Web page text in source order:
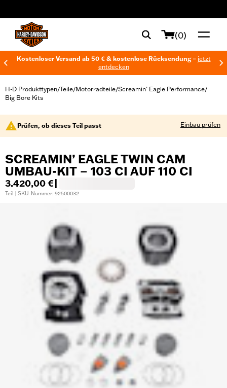
(0)
Kostenloser Versand ab 50 € & kostenlose Rücksendung – jetzt
entdecken
H-D Produkttypen/Teile/Motorradteile/Screamin’ Eagle Performance/
Big Bore Kits
Prüfen, ob dieses Teil passt Einbau prüfen
SCREAMIN’ EAGLE TWIN CAM
UMBAU-KIT – 103 CI AUF 110 CI
3.420,00 €
Teil | SKU-Nummer: 92500032